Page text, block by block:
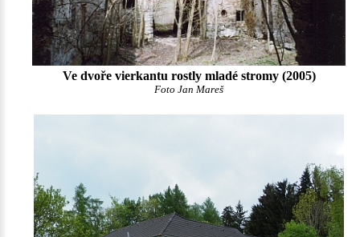
Ve dvoře vierkantu rostly mladé stromy (2005)
Foto Jan Mareš